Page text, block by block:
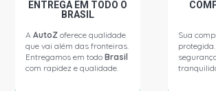
BESTA SUPERVAN EST VAN 2.7 8V
BESTA SUPERVAN FULL VAN 2.7 8V
ENTREGA EM TODO O
BRASIL
AAutoZ oferece qualidade
que vai além das fronteiras.
Entregamos em todoBrasil
com rapidez e qualidade.
Sua